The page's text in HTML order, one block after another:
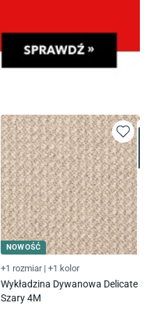
NOWOŚĆ
+1 rozmiar | +1 kolor
Wykładzina Dywanowa Delicate
Szary 4M